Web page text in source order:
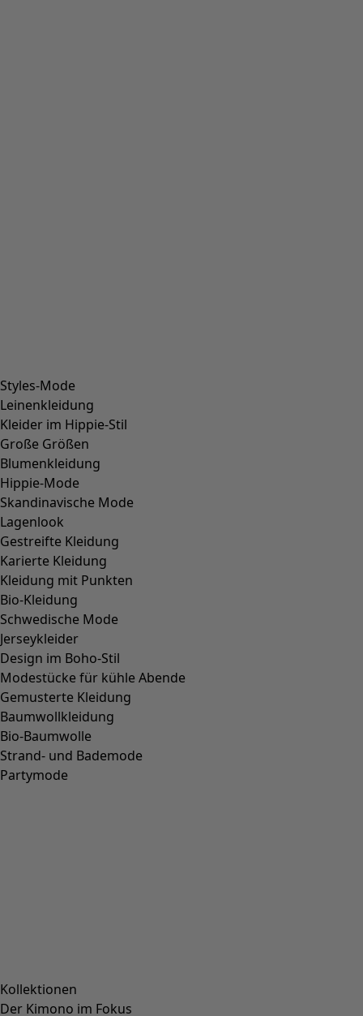
Styles-Mode
Leinenkleidung
Kleider im Hippie-Stil
Große Größen
Blumenkleidung
Hippie-Mode
Skandinavische Mode
Lagenlook
Gestreifte Kleidung
Karierte Kleidung
Kleidung mit Punkten
Bio-Kleidung
Schwedische Mode
Jerseykleider
Design im Boho-Stil
Modestücke für kühle Abende
Gemusterte Kleidung
Baumwollkleidung
Bio-Baumwolle
Strand- und Bademode
Partymode
Kollektionen
Der Kimono im Fokus